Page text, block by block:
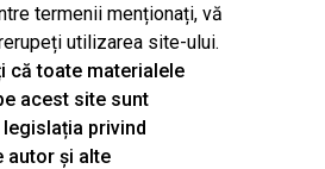
termenii menționați, vă
utilizarea site-ului.
că toate materialele
acest site sunt
privind
autor și alte